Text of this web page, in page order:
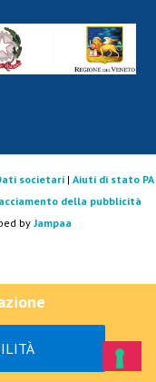
societari | Aiuti di stato PA
della pubblicità
by Jampaa